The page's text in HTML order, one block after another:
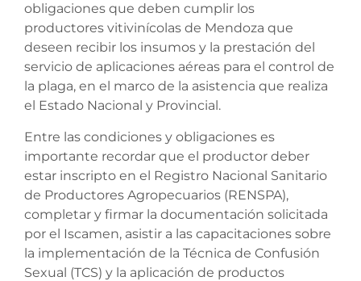
obligaciones que deben cumplir los
productores vitivinícolas de Mendoza que
deseen recibir los insumos y la prestación del
servicio de aplicaciones aéreas para el control de
la plaga, en el marco de la asistencia que realiza
el Estado Nacional y Provincial.
Entre las condiciones y obligaciones es
importante recordar que el productor deber
estar inscripto en el Registro Nacional Sanitario
de Productores Agropecuarios (RENSPA),
completar y firmar la documentación solicitada
por el Iscamen, asistir a las capacitaciones sobre
la implementación de la Técnica de Confusión
Sexual (TCS) y la aplicación de productos